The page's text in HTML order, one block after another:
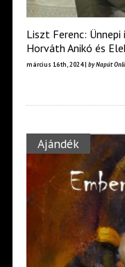
Liszt Ferenc: Ünnepi
Horváth Anikó és
március 16th, 2024 | by Napút
Ajándék